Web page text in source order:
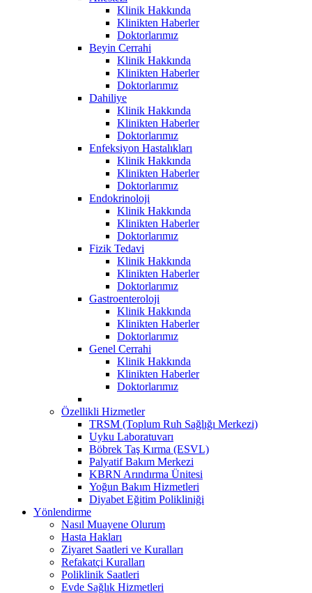
Klinik Hakkında
Klinikten Haberler
Doktorlarımız
Beyin Cerrahi
Klinik Hakkında
Klinikten Haberler
Doktorlarımız
Dahiliye
Klinik Hakkında
Klinikten Haberler
Doktorlarımız
Enfeksiyon Hastalıkları
Klinik Hakkında
Klinikten Haberler
Doktorlarımız
Endokrinoloji
Klinik Hakkında
Klinikten Haberler
Doktorlarımız
Fizik Tedavi
Klinik Hakkında
Klinikten Haberler
Doktorlarımız
Gastroenteroloji
Klinik Hakkında
Klinikten Haberler
Doktorlarımız
Genel Cerrahi
Klinik Hakkında
Klinikten Haberler
Doktorlarımız
Özellikli Hizmetler
TRSM (Toplum Ruh Sağlığı Merkezi)
Uyku Laboratuvarı
Böbrek Taş Kırma (ESVL)
Palyatif Bakım Merkezi
KBRN Arındırma Ünitesi
Yoğun Bakım Hizmetleri
Diyabet Eğitim Polikliniği
Yönlendirme
Nasıl Muayene Olurum
Hasta Hakları
Ziyaret Saatleri ve Kuralları
Refakatçi Kuralları
Poliklinik Saatleri
Evde Sağlık Hizmetleri